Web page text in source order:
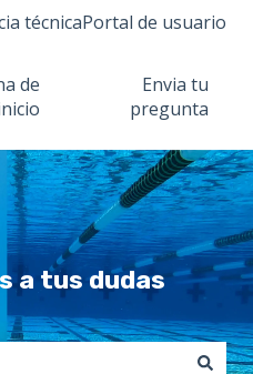
Mostrar submenú de
técnicaPortal de usuario
de
Envia tu
pregunta
a tus dudas